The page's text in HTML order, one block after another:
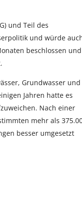
und Teil des
und würde
beschlossen und
Grundwasser und
Jahren hatte es
Nach einer
mehr als
besser umgesetzt